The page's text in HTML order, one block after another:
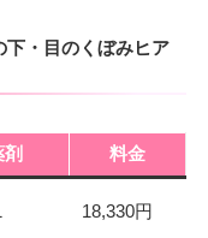
・目のくぼみヒア
剤 料金
18,330円